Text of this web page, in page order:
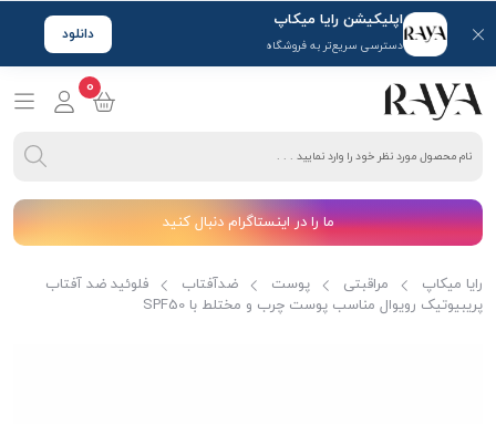
اپلیکیشن رایا میکاپ
دسترسی سریع‌تر به فروشگاه
دانلود
0
ما را در اینستاگرام دنبال کنید
رایا میکاپ مراقبتی پوست ضدآفتاب
فلوئید ضد آفتاب
پریبیوتیک رویوال مناسب پوست چرب و مختلط با SPF50